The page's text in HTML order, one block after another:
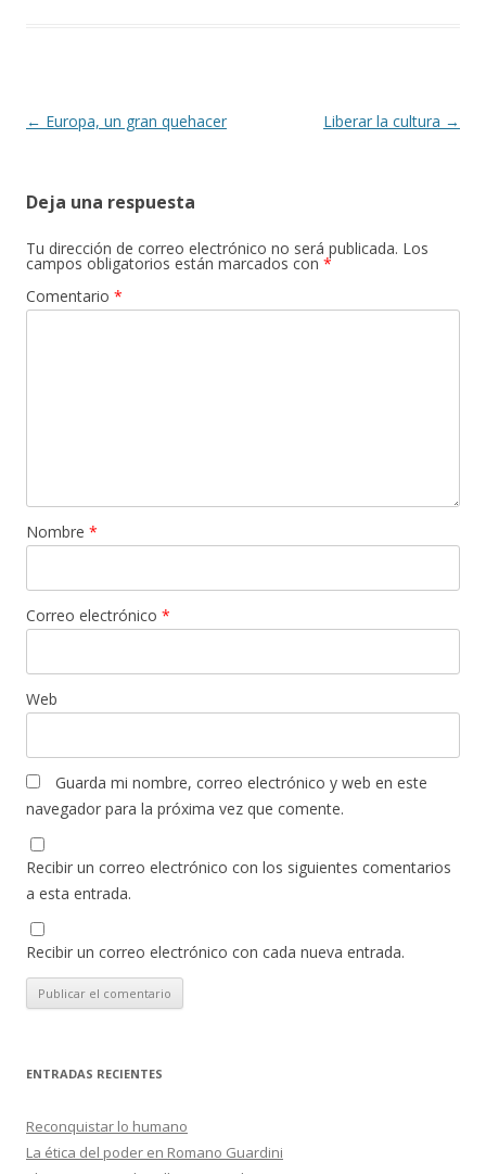
Navegación
← Europa, un gran quehacer Liberar la cultura →
Deja una respuesta
Tu dirección de correo electrónico no será publicada. Los
campos obligatorios están marcados con *
Comentario *
Nombre *
Correo electrónico *
Web
Guarda mi nombre, correo electrónico y web en este
navegador para la próxima vez que comente.
Recibir un correo electrónico con los siguientes comentarios
a esta entrada.
Recibir un correo electrónico con cada nueva entrada.
ENTRADAS RECIENTES
Reconquistar lo humano
La ética del poder en Romano Guardini